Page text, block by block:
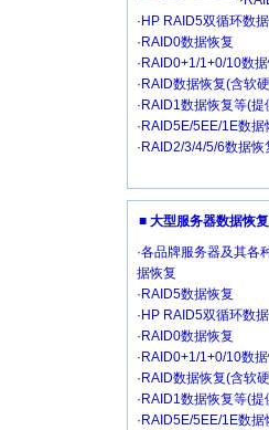
·HP RAID5双循环数
·RAID0数据恢复
·RAID0+1/1+0/10数
·RAID数据恢复(含软
·RAID1数据恢复等(
·RAID5E/5EE/1E数据
·RAID2/3/4/5/6数据恢
■ 大型服务器数据恢复
·各品牌服务器及其各
据恢复
·RAID5数据恢复
·HP RAID5双循环数
·RAID0数据恢复
·RAID0+1/1+0/10数
·RAID数据恢复(含软
·RAID1数据恢复等(
·RAID5E/5EE/1E数据